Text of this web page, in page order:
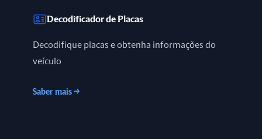
Decodificador de Placas
Decodifique placas e obtenha informações do
veículo
Saber mais →